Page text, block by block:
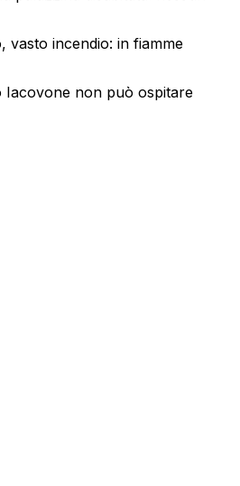
vasto incendio: in fiamme
Iacovone non può ospitare